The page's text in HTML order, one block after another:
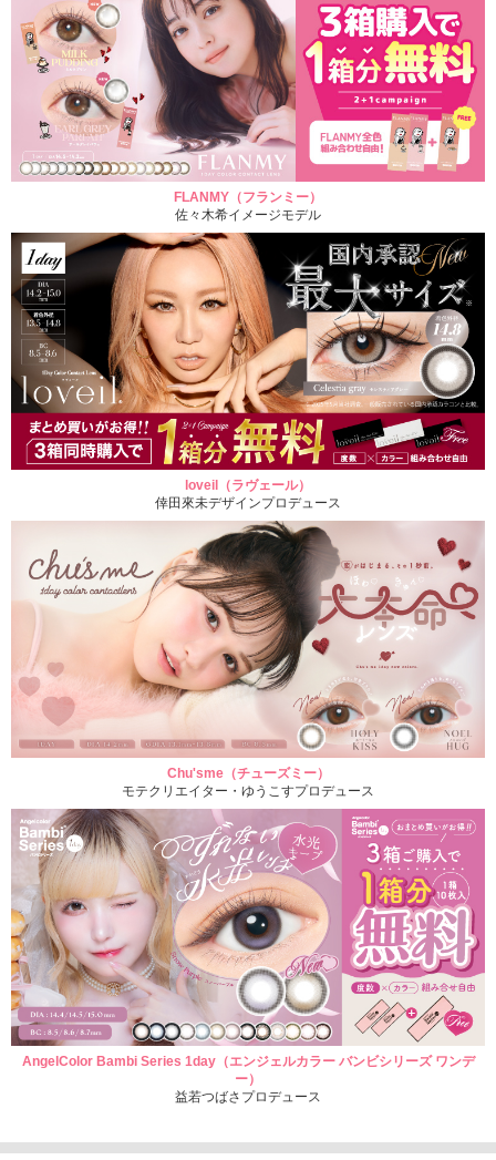
FLANMY（フランミー）
佐々木希イメージモデル
loveil（ラヴェール）
倖田來未デザインプロデュース
Chu'sme（チューズミー）
モテクリエイター・ゆうこすプロデュース
AngelColor Bambi Series 1day（エンジェルカラー バンビシリーズ ワンデ
ー）
益若つばさプロデュース